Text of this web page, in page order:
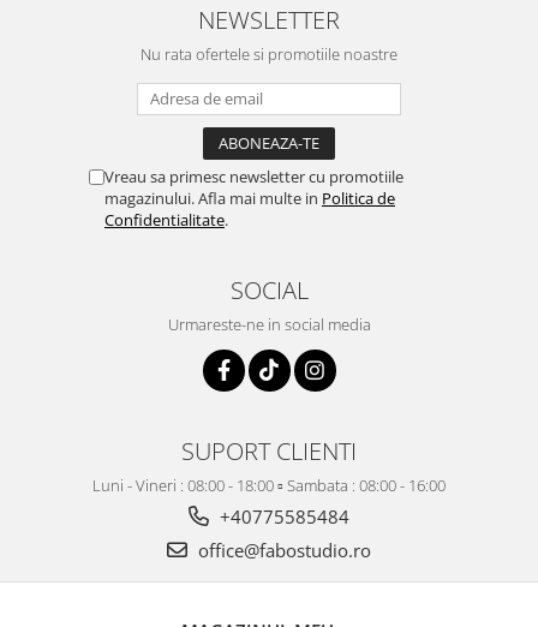
NEWSLETTER
Nu rata ofertele si promotiile noastre
Vreau sa primesc newsletter cu promotiile
magazinului. Afla mai multe in Politica de
Confidentialitate.
SOCIAL
Urmareste-ne in social media
SUPORT CLIENTI
Luni - Vineri : 08:00 - 18:00 ▫️ Sambata : 08:00 - 16:00
+40775585484
office@fabostudio.ro